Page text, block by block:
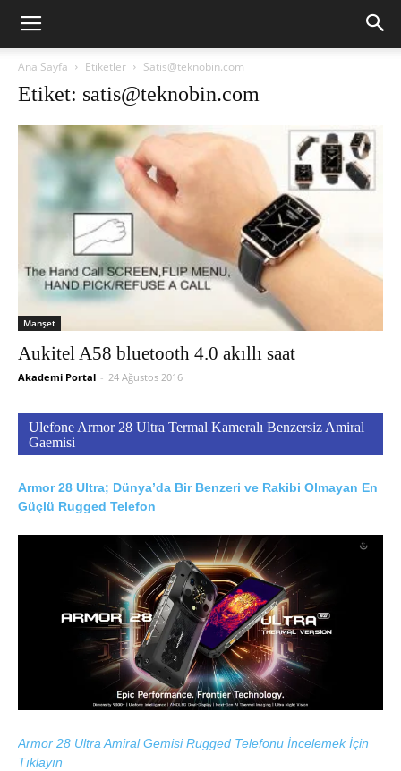
Ana Sayfa Etiketler Satis@teknobin.com
Etiket: satis@teknobin.com
Manşet
Aukitel A58 bluetooth 4.0 akıllı saat
Akademi Portal - 24 Ağustos 2016
Ulefone Armor 28 Ultra Termal Kameralı Benzersiz Amiral
Gaemisi
Armor 28 Ultra; Dünya’da Bir Benzeri ve Rakibi Olmayan En
Güçlü Rugged Telefon
Armor 28 Ultra Amiral Gemisi Rugged Telefonu İncelemek İçin
Tıklayın